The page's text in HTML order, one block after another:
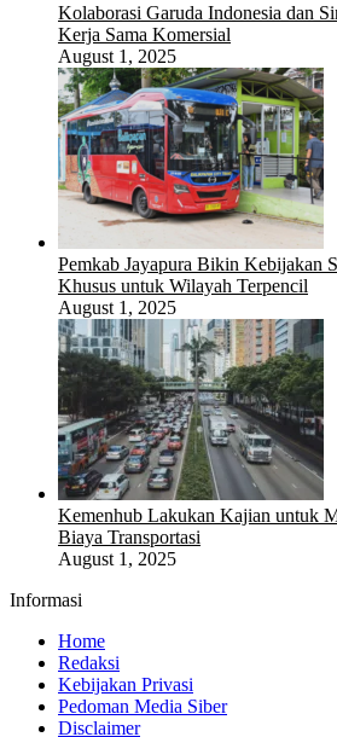
Kolaborasi Garuda Indonesia dan
Kerja Sama Komersial
August 1, 2025
Pemkab Jayapura Bikin Kebijakan
Khusus untuk Wilayah Terpencil
August 1, 2025
Kemenhub Lakukan Kajian untuk
Biaya Transportasi
August 1, 2025
Informasi
Home
Redaksi
Kebijakan Privasi
Pedoman Media Siber
Disclaimer